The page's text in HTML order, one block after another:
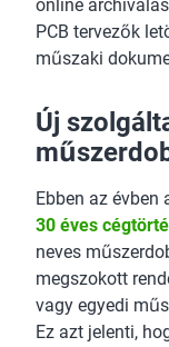
online
PCB tervezők
műszaki
Új
Ebben az
30 éves
neves
megszokott
vagy egyedi
Ez azt jelenti,